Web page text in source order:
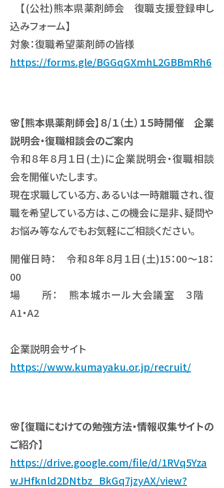
【(公社)熊本県薬剤師会 復職支援登録申し
込みフォーム】
対象：復職希望薬剤師の皆様
https://forms.gle/BGGqGXmhL2GBBmRh6
🌸【熊本県薬剤師会】８/１（土）１５時開催 企業
説明会・復職相談会のご案内
令和８年８月１日(土)に企業説明会・復職相談
会を開催いたします。
現在求職している方、あるいは一時離職され、復
職を希望している方は、この機会に是非、疑問や
お悩み等なんでもお気軽にご相談ください。
開催日時： 令和８年８月１日(土)15：00～18：
00
場 所： 熊本城ホール大会議室 ３階
A1・A2
企業説明会サイト
https://www.kumayaku.or.jp/recruit/
🌸【復職にむけての勉強方法・情報収集サイトの
ご紹介】
https://drive.google.com/file/d/1RVq5Yza
wJHfknld2DNtbz_BkGq7jzyAX/view?